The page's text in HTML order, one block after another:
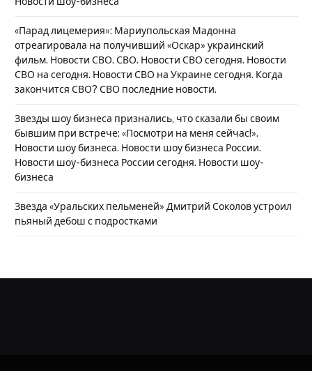
«Парад лицемерия»: Мариупольская Мадонна
отреагировала на получивший «Оскар» украинский
фильм. Новости СВО. СВО. Новости СВО сегодня. Новости
СВО на сегодня. Новости СВО на Украине сегодня. Когда
закончится СВО? СВО последние новости.
Звезды шоу бизнеса признались, что сказали бы своим
бывшим при встрече: «Посмотри на меня сейчас!».
Новости шоу бизнеса. Новости шоу бизнеса России.
Новости шоу-бизнеса России сегодня. Новости шоу-
бизнеса
Звезда «Уральских пельменей» Дмитрий Соколов устроил
пьяный дебош с подростками